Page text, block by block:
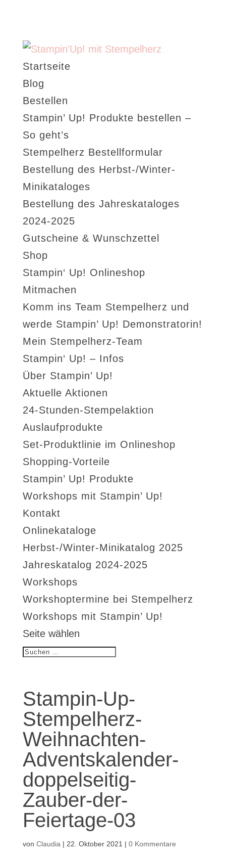
Startseite
Blog
Bestellen
Stampin’ Up! Produkte bestellen –
So geht’s
Stempelherz Bestellformular
Bestellung des Herbst-/Winter-
Minikataloges
Bestellung des Jahreskataloges
2024-2025
Gutscheine & Wunschzettel
Shop
Stampin‘ Up! Onlineshop
Mitmachen
Komm ins Team Stempelherz und
werde Stampin’ Up! Demonstratorin!
Mein Stempelherz-Team
Stampin‘ Up! – Infos
Über Stampin’ Up!
Aktuelle Aktionen
24-Stunden-Stempelaktion
Auslaufprodukte
Set-Produktlinie im Onlineshop
Shopping-Vorteile
Stampin’ Up! Produkte
Workshops mit Stampin’ Up!
Kontakt
Onlinekataloge
Herbst-/Winter-Minikatalog 2025
Jahreskatalog 2024-2025
Workshops
Workshoptermine bei Stempelherz
Workshops mit Stampin’ Up!
Seite wählen
Stampin-Up-
Stempelherz-
Weihnachten-
Adventskalender-
doppelseitig-
Zauber-der-
Feiertage-03
von Claudia | 22. Oktober 2021 | 0 Kommentare